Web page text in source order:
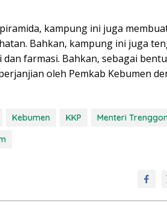
kampung ini juga
Bahkan, kampung ini juga
farmasi. Bahkan, sebagai
oleh Pemkab Kebumen
Kebumen KKP
Menteri